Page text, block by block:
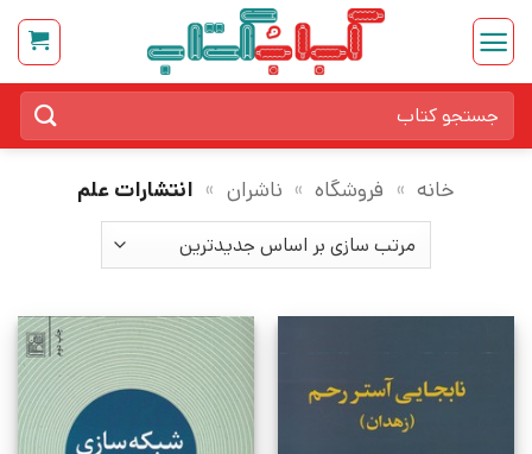
Skip
content
برای:
خانه » فروشگاه » ناشران » انتشارات علم